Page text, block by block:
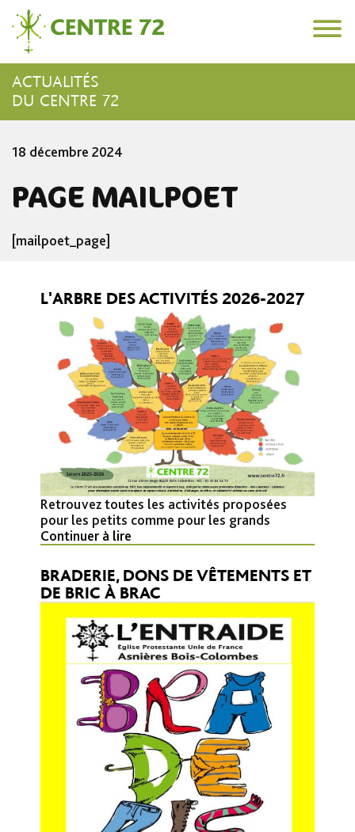
to
content
Centre
72
Site
Officiel
du
lieu
d'accueil,
rencontre
et
partage
Colombes
72
ACTUALITÉS
DU CENTRE 72
18 décembre 2024
PAGE MAILPOET
[mailpoet_page]
L'ARBRE DES ACTIVITÉS 2026-2027
Retrouvez toutes les activités proposées
pour les petits comme pour les grands
Continuer à lire
BRADERIE, DONS DE VÊTEMENTS ET
DE BRIC À BRAC